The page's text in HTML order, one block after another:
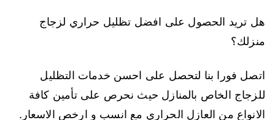
هل تريد الحصول على افضل تظليل حراري لزجاج
منزلك؟
اتصل فورا بنا لتحصل على احسن خدمات التظليل
للزجاج الخاص بالمنازل حيث نحرص على تأمين كافة
الانواع من العازل الحراري مع انسب و ارخص الاسعار.